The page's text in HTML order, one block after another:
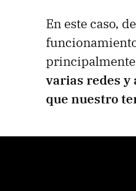
En este caso,
varias redes y
que nuestro